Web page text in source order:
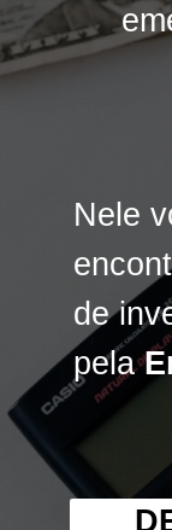
Nele
de
pela
Nele
de
pela